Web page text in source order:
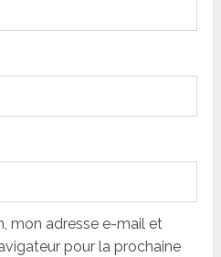
mon adresse e-mail et
pour la prochaine